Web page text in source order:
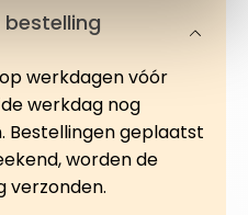
werkdagen vóór
werkdag nog
Bestellingen geplaatst
worden de
verzonden.